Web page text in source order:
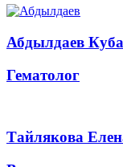
Абдылдаев
Гематолог
Тайлякова